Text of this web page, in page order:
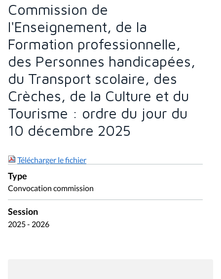
Commission de
l'Enseignement, de la
Formation professionnelle,
des Personnes handicapées,
du Transport scolaire, des
Crèches, de la Culture et du
Tourisme : ordre du jour du
10 décembre 2025
Télécharger le fichier
Type
Convocation commission
Session
2025 - 2026